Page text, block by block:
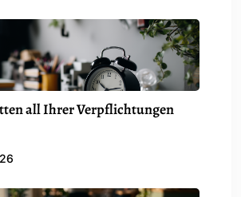
all Ihrer Verpflichtungen